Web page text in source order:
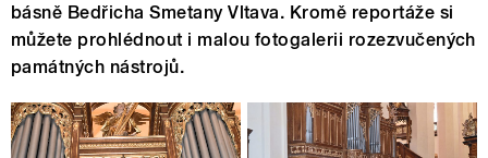
básně Bedřicha Smetany Vltava. Kromě reportáže si
můžete prohlédnout i malou fotogalerii rozezvučených
památných nástrojů.